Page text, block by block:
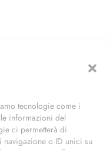
tecnologie come i
informazioni del
ci permetterà di
o ID unici su
(MI)